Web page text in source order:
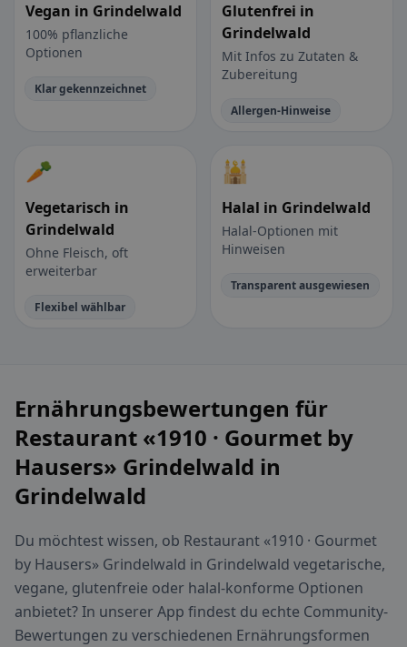
Vegan in Grindelwald
100% pflanzliche
Optionen
Klar gekennzeichnet
Glutenfrei in
Grindelwald
Mit Infos zu Zutaten &
Zubereitung
Allergen-Hinweise
🥕
Vegetarisch in
Grindelwald
Ohne Fleisch, oft
erweiterbar
Flexibel wählbar
🕌
Halal in Grindelwald
Halal-Optionen mit
Hinweisen
Transparent ausgewiesen
Ernährungsbewertungen für
Restaurant «1910 · Gourmet by
Hausers» Grindelwald in
Grindelwald
Du möchtest wissen, ob Restaurant «1910 · Gourmet
by Hausers» Grindelwald in Grindelwald vegetarische,
vegane, glutenfreie oder halal-konforme Optionen
anbietet? In unserer App findest du echte Community-
Bewertungen zu verschiedenen Ernährungsformen